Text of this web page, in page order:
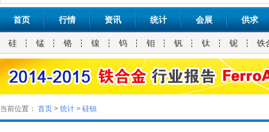
首页 行情 资讯 统计 会展 供求
硅 锰 铬 镍 钨 钼 钒 钛 铌 铁
当前位置： 首页 > 统计 > 硅钡